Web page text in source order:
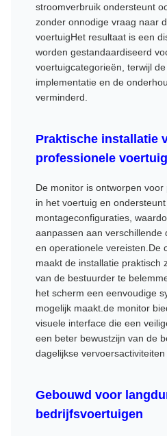
stroomverbruik ondersteunt
zonder onnodige vraag naar
voertuigHet resultaat is een
worden gestandaardiseerd
voertuigcategorieën, terwijl
implementatie en de
verminderd.
Praktische installatie
professionele
De monitor is ontworpen
in het voertuig en
montageconfiguraties,
aanpassen aan verschillende
en operationele vereisten.De
maakt de installatie praktisch
van de bestuurder te
het scherm een eenvoudige
mogelijk maakt.de monitor
visuele interface die een
een beter bewustzijn van de
dagelijkse vervoersactiviteiten
Gebouwd voor
bedrijfsvoertuigen